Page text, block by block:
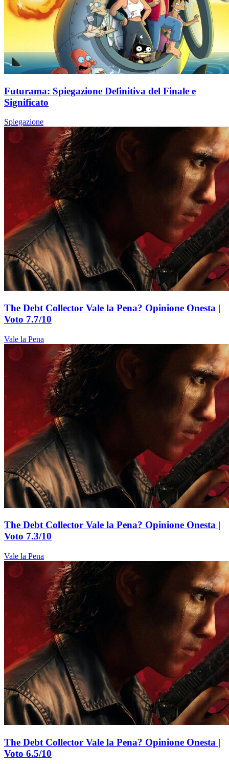
Futurama: Spiegazione Definitiva del Finale e
Significato
Spiegazione
The Debt Collector Vale la Pena? Opinione Onesta |
Voto 7.7/10
Vale la Pena
The Debt Collector Vale la Pena? Opinione Onesta |
Voto 7.3/10
Vale la Pena
The Debt Collector Vale la Pena? Opinione Onesta |
Voto 6.5/10